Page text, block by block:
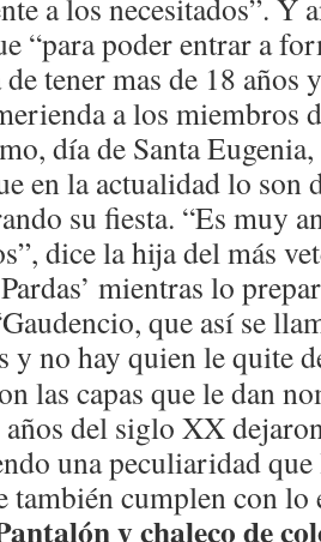
a los necesitados”. Y
“para poder entrar a
tener mas de 18
a los miembros
día de Santa
en la actualidad lo son
su fiesta. “Es muy
dice la hija del más
mientras lo
que así se
y no hay quien le quite
las capas que le dan
del siglo XX
una peculiaridad
también cumplen con lo
y chaleco de